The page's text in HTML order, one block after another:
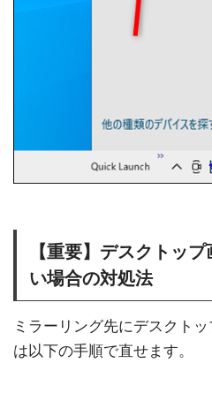
【重要】デスクトッ
い場合の対処法
ミラーリング先にデスクト
は以下の手順で直せます。